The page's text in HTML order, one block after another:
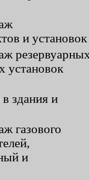
и установок
установок
здания и
газового
и